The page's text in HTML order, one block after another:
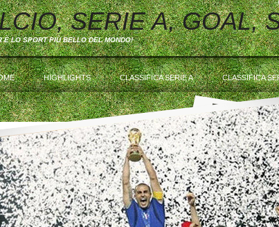
SERIE A, GOAL,
È LO SPORT PIÙ BELLO DEL MONDO!
HIGHLIGHTS CLASSIFICA SERIE A CLASSIFICA